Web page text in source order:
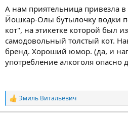
европейском стиле, очень
голландские.
Посмотреть вложение 14114
По всей набережной много
известным историческим
персонажам. Прошли по
полукилометра, и оказались на
Патриаршей, названной в честь
Епархии в 1993 году.
Посмотреть вложение 14115
А нам приятельница привезла в
Йошкар-Олы бутылочку водки
кот", на этикетке которой был
самодовольный толстый кот.
бренд. Хороший юмор. (да, и
употребление алкоголя опасно
Р
е
Эмиль Витальевич